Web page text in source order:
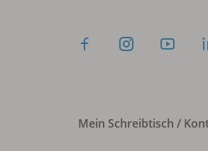
Mein Schreibtisch /